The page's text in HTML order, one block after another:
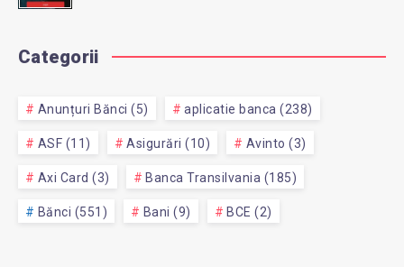
Categorii
Anunțuri Bănci (5) aplicatie banca (238)
ASF (11) Asigurări (10) Avinto (3)
Axi Card (3) Banca Transilvania (185)
Bănci (551) Bani (9) BCE (2)